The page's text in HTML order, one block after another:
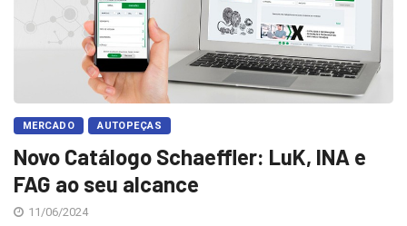
MERCADO AUTOPEÇAS
Novo Catálogo Schaeffler: LuK, INA e
FAG ao seu alcance
11/06/2024